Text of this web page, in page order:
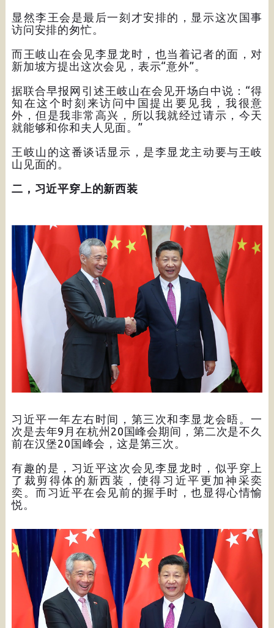
显然李王会是最后一刻才安排的，显示这次国事
访问安排的匆忙。
而王岐山在会见李显龙时，也当着记者的面，对
新加坡方提出这次会见，表示“意外”。
据联合早报网引述王岐山在会见开场白中说：“得
知在这个时刻来访问中国提出要见我，我很意
外，但是我非常高兴，所以我就经过请示，今天
就能够和你和夫人见面。”
王岐山的这番谈话显示，是李显龙主动要与王岐
山见面的。
二，习近平穿上的新西装
习近平一年左右时间，第三次和李显龙会晤。一
次是去年9月在杭州20国峰会期间，第二次是不久
前在汉堡20国峰会，这是第三次。
有趣的是，习近平这次会见李显龙时，似乎穿上
了裁剪得体的新西装，使得习近平更加神采奕
奕。而习近平在会见前的握手时，也显得心情愉
悦。